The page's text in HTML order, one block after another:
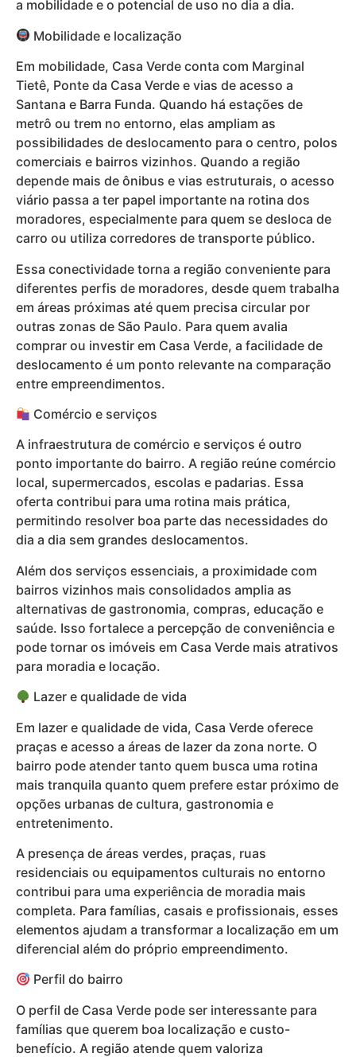
a mobilidade e o potencial de uso no dia a dia.
Mobilidade e localização
Em mobilidade, Casa Verde conta com Marginal
Tietê, Ponte da Casa Verde e vias de acesso a
Santana e Barra Funda. Quando há estações de
metrô ou trem no entorno, elas ampliam as
possibilidades de deslocamento para o centro, polos
comerciais e bairros vizinhos. Quando a região
depende mais de ônibus e vias estruturais, o acesso
viário passa a ter papel importante na rotina dos
moradores, especialmente para quem se desloca de
carro ou utiliza corredores de transporte público.
Essa conectividade torna a região conveniente para
diferentes perfis de moradores, desde quem trabalha
em áreas próximas até quem precisa circular por
outras zonas de São Paulo. Para quem avalia
comprar ou investir em Casa Verde, a facilidade de
deslocamento é um ponto relevante na comparação
entre empreendimentos.
Comércio e serviços
A infraestrutura de comércio e serviços é outro
ponto importante do bairro. A região reúne comércio
local, supermercados, escolas e padarias. Essa
oferta contribui para uma rotina mais prática,
permitindo resolver boa parte das necessidades do
dia a dia sem grandes deslocamentos.
Além dos serviços essenciais, a proximidade com
bairros vizinhos mais consolidados amplia as
alternativas de gastronomia, compras, educação e
saúde. Isso fortalece a percepção de conveniência e
pode tornar os imóveis em Casa Verde mais atrativos
para moradia e locação.
Lazer e qualidade de vida
Em lazer e qualidade de vida, Casa Verde oferece
praças e acesso a áreas de lazer da zona norte. O
bairro pode atender tanto quem busca uma rotina
mais tranquila quanto quem prefere estar próximo de
opções urbanas de cultura, gastronomia e
entretenimento.
A presença de áreas verdes, praças, ruas
residenciais ou equipamentos culturais no entorno
contribui para uma experiência de moradia mais
completa. Para famílias, casais e profissionais, esses
elementos ajudam a transformar a localização em um
diferencial além do próprio empreendimento.
Perfil do bairro
O perfil de Casa Verde pode ser interessante para
famílias que querem boa localização e custo-
benefício. A região atende quem valoriza